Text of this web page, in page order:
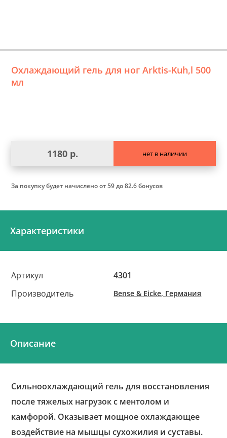
Охлаждающий гель для ног Arktis-Kuh,l 500
мл
1180 р. нет в наличии
За покупку будет начисленоот 59 до 82.6 бонусов
Характеристики
Артикул
4301
Производитель
Bense & Eicke, Германия
Описание
Сильноохлаждающий гель для восстановления
после тяжелых нагрузок с ментолом и
камфорой. Оказывает мощное охлаждающее
воздействие на мышцы сухожилия и суставы.